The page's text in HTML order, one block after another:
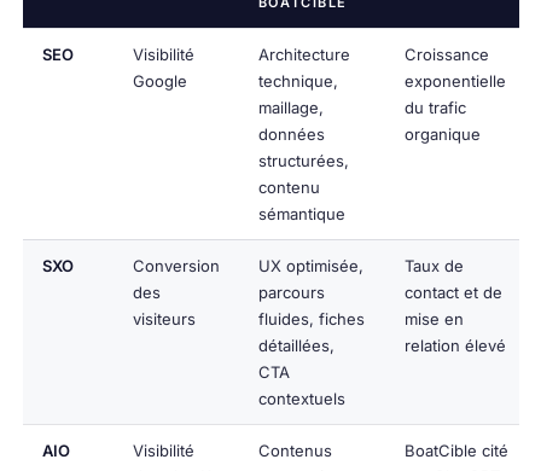
SEO
Visibilité
Google
Architecture
technique,
maillage,
données
structurées,
contenu
sémantique
Croissance
exponentielle
du trafic
organique
SXO
Conversion
des
visiteurs
UX optimisée,
parcours
fluides, fiches
détaillées,
CTA
contextuels
Taux de
contact et de
mise en
relation élevé
AIO
Visibilité
Contenus
BoatCible cité